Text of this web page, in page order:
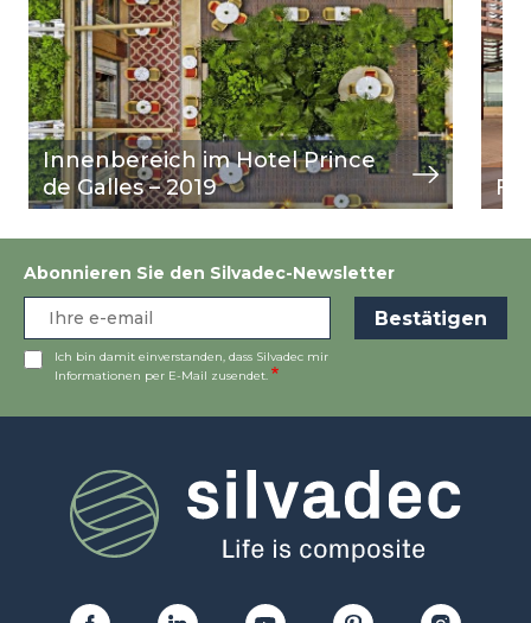
Innenbereich im Hotel Prince
de Galles – 2019
Abonnieren Sie den Silvadec-Newsletter
Ich bin damit einverstanden, dass Silvadec mir
Informationen per E-Mail zusendet.